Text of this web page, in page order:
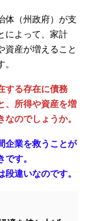
体（州政府）が支
によって、家計
資産が増えること
する存在に債務
、所得や資産を増
のでしょうか。
企業を救うことが
す。
違いなのです。